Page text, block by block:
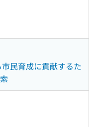
民育成に貢献するた